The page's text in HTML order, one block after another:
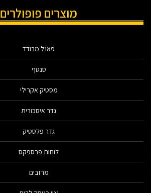
מוצרים פופולרים
פאנל מבודד
סנטף
מסטיק אקרילי
גדר איסכורית
גדר פלסטיק
לוחות פרספקס
מרזבים